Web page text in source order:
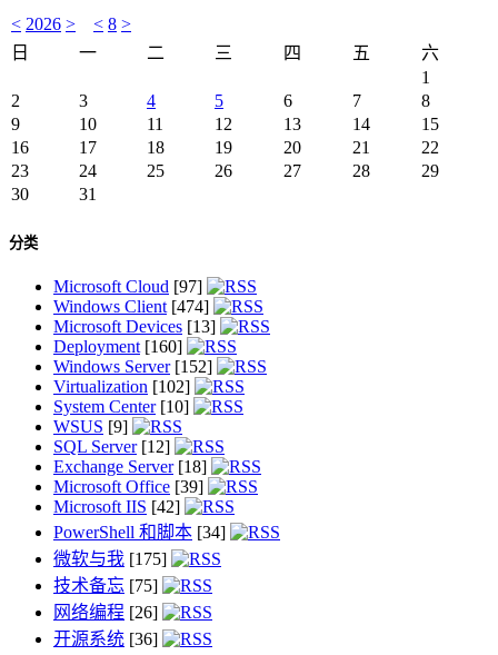
< 2026 > < 8 >
日
一 二 三 四 五
六
1
2
3 4 5 6 7
8
9
10 11 12 13 14
15
16
17 18 19 20 21
22
23
24 25 26 27 28
29
30
31
分类
Microsoft Cloud [97]
Windows Client[474]
Microsoft Devices [13]
Deployment[160]
Windows Server[152]
Virtualization [102]
System Center[10]
WSUS [9]
SQL Server[12]
Exchange Server[18]
Microsoft Office [39]
Microsoft IIS [42]
PowerShell 和脚本 [34]
微软与我 [175]
技术备忘 [75]
网络编程 [26]
开源系统 [36]